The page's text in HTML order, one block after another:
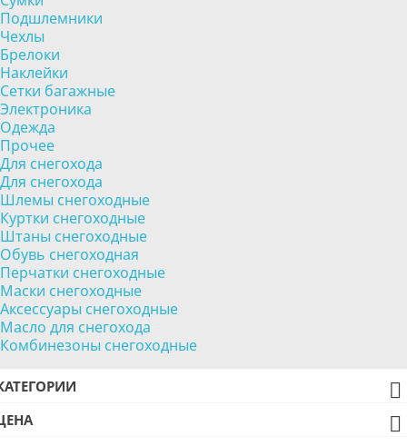
Подшлемники
Чехлы
Брелоки
Наклейки
Сетки багажные
Электроника
Одежда
Прочее
Для снегохода
Для снегохода
Шлемы снегоходные
Куртки снегоходные
Штаны снегоходные
Обувь снегоходная
Перчатки снегоходные
Маски снегоходные
Аксессуары снегоходные
Масло для снегохода
Комбинезоны снегоходные

